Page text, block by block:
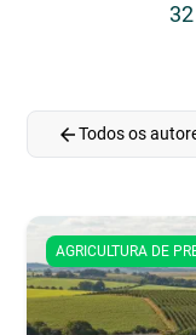
arrow_backTodos os
AGRICULTURA DE